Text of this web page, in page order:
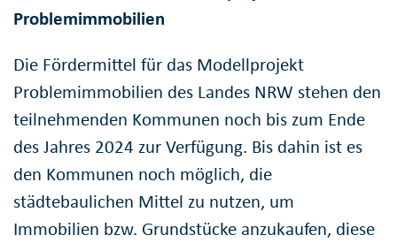
Problemimmobilien
Die Fördermittel für das Modellprojekt
Problemimmobilien des Landes NRW stehen den
teilnehmenden Kommunen noch bis zum Ende
des Jahres 2024 zur Verfügung. Bis dahin ist es
den Kommunen noch möglich, die
städtebaulichen Mittel zu nutzen, um
Immobilien bzw. Grundstücke anzukaufen, diese